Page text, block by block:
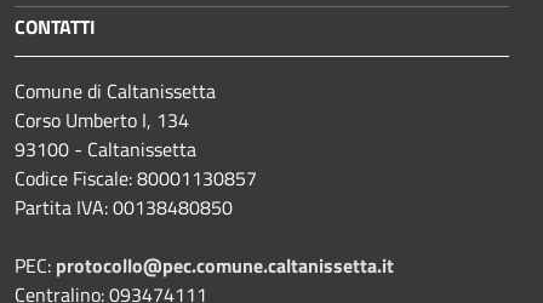
CONTATTI
Comune di Caltanissetta
Corso Umberto I, 134
93100 - Caltanissetta
Codice Fiscale: 80001130857
Partita IVA: 00138480850
PEC: protocollo@pec.comune.caltanissetta.it
Centralino: 093474111